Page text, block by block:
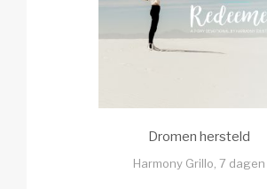
Dromen hersteld
Harmony Grillo, 7 dagen